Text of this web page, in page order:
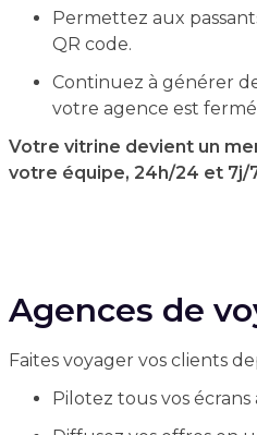
Permettez aux
QR code.
Continuez à générer
votre agence est
Votre vitrine devient un
votre équipe, 24h/24 et 7j/
Agences de
Faites voyager vos clients
Pilotez tous vos écrans